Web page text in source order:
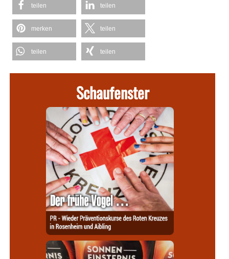
teilen teilen
merken teilen
teilen teilen
Schaufenster